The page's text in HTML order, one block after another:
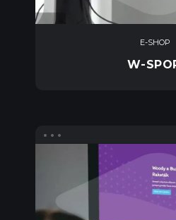
E-SHOP
W-